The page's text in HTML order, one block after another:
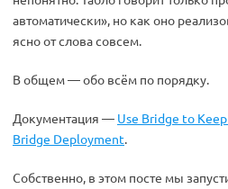
автоматически», но как оно
ясно от слова совсем.
В общем — обо всём по порядку.
Документация — Use Bridge to
Bridge Deployment.
Собственно, в этом посте мы